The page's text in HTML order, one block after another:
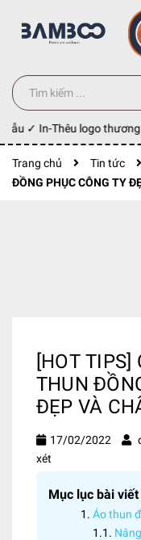
✓ In-Thêu logo thương
Trang chủ Tin tức
ĐỒNG PHỤC CÔNG TY
[HOT TIPS]
THUN
ĐẸP VÀ
17/02/2022
xét
Mục lục bài viết
Áo thun